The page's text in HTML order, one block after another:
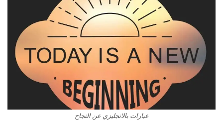
عبارات بالانجليزي عن النجاح